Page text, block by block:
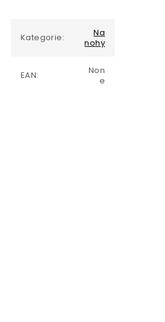
Kategorie:
Na
nohy
EAN:
Non
e